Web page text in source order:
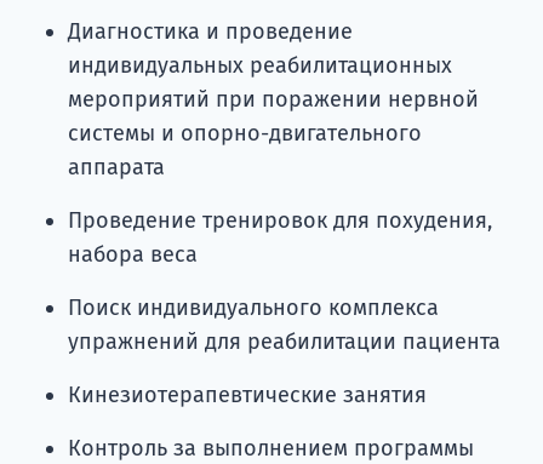
Диагностика и проведение
индивидуальных реабилитационных
мероприятий при поражении нервной
системы и опорно-двигательного
аппарата
Проведение тренировок для похудения,
набора веса
Поиск индивидуального комплекса
упражнений для реабилитации пациента
Кинезиотерапевтические занятия
Контроль за выполнением программы